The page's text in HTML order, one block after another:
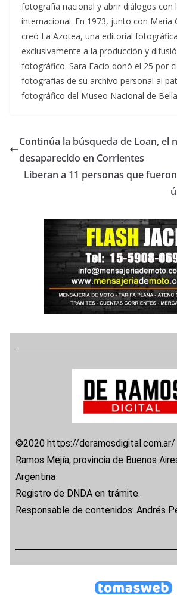
fotografía nacional y abrir diálogos con
internacional. En 1973, junto con María
creó La Azotea, una editorial
exclusivamente a la producción y
fotográfico. Sara Facio donó el 25 por
fotografías de su archivo personal al
fotográfico del Museo Nacional de
Continúa la búsqueda de Loan, el
desaparecido en Corrientes
Liberan a 11 personas que
©2020 https://deramosdigital.com.ar/
Ramos Mejía, provincia de Buenos
Argentina
Registro de DNDA en trámite.
Responsable de contenidos: Andrés